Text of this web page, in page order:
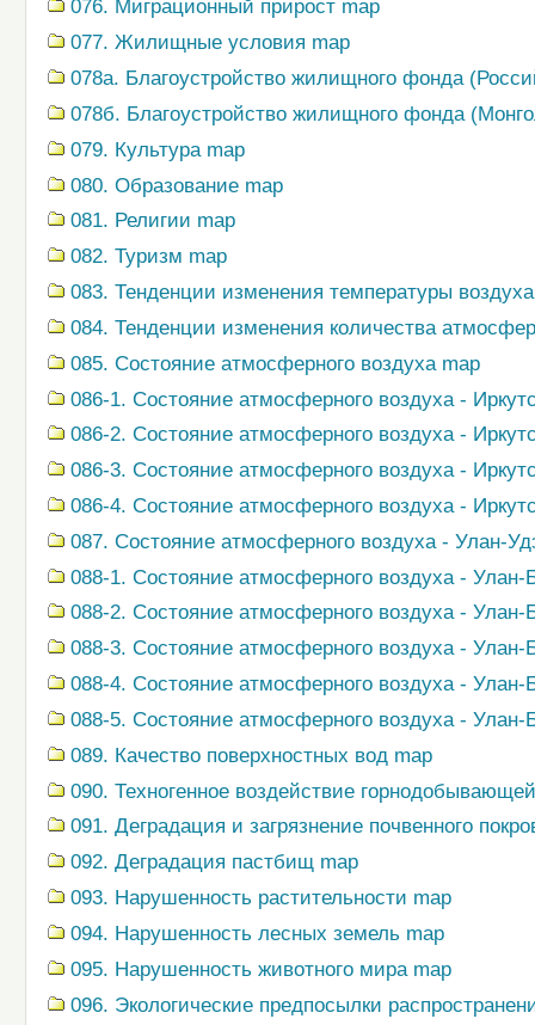
076. Миграционный прирост map
077. Жилищные условия map
078a. Благоустройство жилищного фонда
078б. Благоустройство жилищного фонда
079. Культура map
080. Образование map
081. Религии map
082. Туризм map
083. Тенденции изменения температуры
084. Тенденции изменения количества
085. Состояние атмосферного воздуха map
086-1. Состояние атмосферного воздуха -
086-2. Состояние атмосферного воздуха -
086-3. Состояние атмосферного воздуха -
086-4. Состояние атмосферного воздуха -
087. Состояние атмосферного воздуха - Улан-
088-1. Состояние атмосферного воздуха -
088-2. Состояние атмосферного воздуха -
088-3. Состояние атмосферного воздуха -
088-4. Состояние атмосферного воздуха - Улан-
088-5. Состояние атмосферного воздуха - Улан-
089. Качество поверхностных вод map
090. Техногенное воздействие
091. Деградация и загрязнение почвенного
092. Деградация пастбищ map
093. Нарушенность растительности map
094. Нарушенность лесных земель map
095. Нарушенность животного мира map
096. Экологические предпосылки